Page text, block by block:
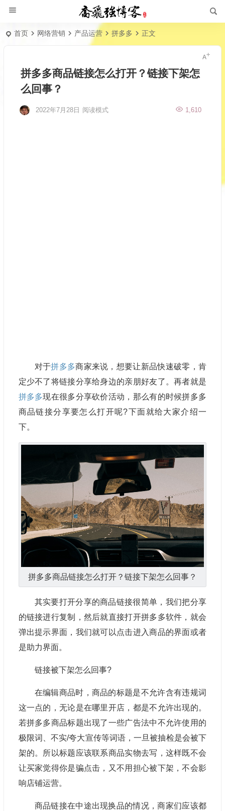
首页 网络营销 产品运营 拼多多 正文
拼多多商品链接怎么打开？链接下架怎
么回事？
2022年7月28日 1,610
阅读模式
对于拼多多商家来说，想要让新品快速破零，肯
定少不了将链接分享给身边的亲朋好友了。再者就是
拼多多现在很多分享砍价活动，那么有的时候拼多多
商品链接分享要怎么打开呢?下面就给大家介绍一
下。
拼多多商品链接怎么打开？链接下架怎么回事？
其实要打开分享的商品链接很简单，我们把分享
的链接进行复制，然后就直接打开拼多多软件，就会
弹出提示界面，我们就可以点击进入商品的界面或者
是助力界面。
链接被下架怎么回事?
在编辑商品时，商品的标题是不允许含有违规词
这一点的，无论是在哪里开店，都是不允许出现的。
若拼多多商品标题出现了一些广告法中不允许使用的
极限词、不实/夸大宣传等词语，一旦被抽检是会被下
架的。所以标题应该联系商品实物去写，这样既不会
让买家觉得你是骗点击，又不用担心被下架，不会影
响店铺运营。
商品链接在中途出现换品的情况，商家们应该都